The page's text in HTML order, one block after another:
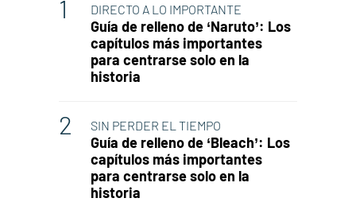
DIRECTO A LO IMPORTANTE
Guía de relleno de ‘Naruto’: Los
capítulos más importantes
para centrarse solo en la
historia
SIN PERDER EL TIEMPO
Guía de relleno de ‘Bleach’: Los
capítulos más importantes
para centrarse solo en la
historia